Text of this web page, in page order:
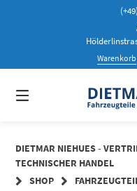
Warenkorb
DIETMAR NIEHUES -
TECHNISCHER HANDEL
SHOP